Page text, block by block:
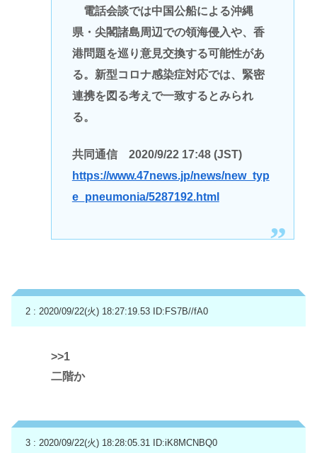
電話会談では中国公船による沖縄
県・尖閣諸島周辺での領海侵入や、香
港問題を巡り意見交換する可能性があ
る。新型コロナ感染症対応では、緊密
連携を図る考えで一致するとみられ
る。
共同通信 2020/9/22 17:48 (JST)
https://www.47news.jp/news/new_typ
e_pneumonia/5287192.html
2 : 2020/09/22(火) 18:27:19.53 ID:FS7B//fA0
>>1
二階か
3 : 2020/09/22(火) 18:28:05.31 ID:iK8MCNBQ0